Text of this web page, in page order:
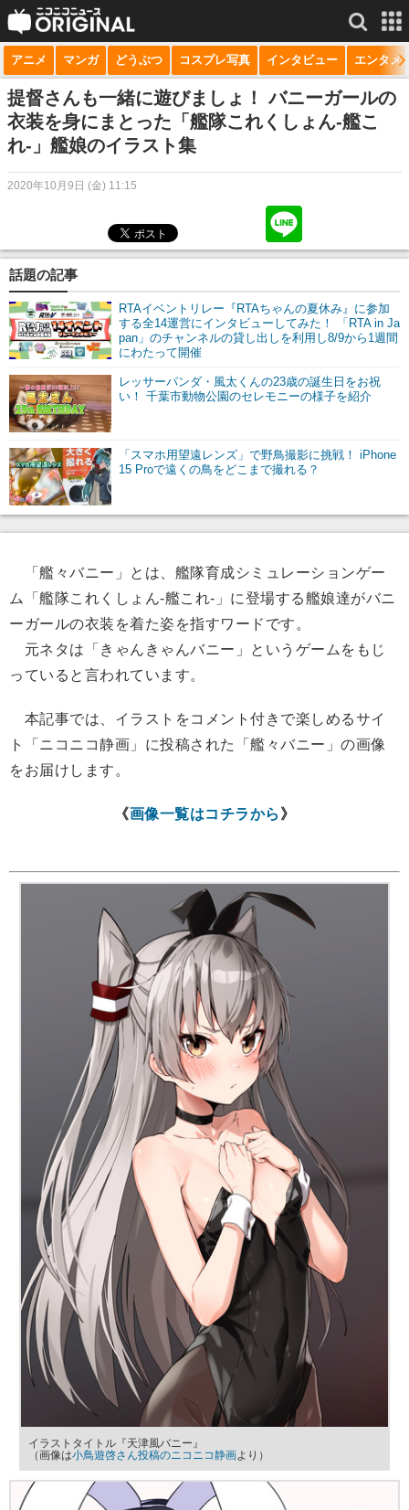
サービス一覧 もっと見る
niconico
動画
生放送
マンガ
ニコニコQ
アニメ マンガ どうぶつ コスプレ写真 インタビュー エンタメ
提督さんも一緒に遊びましょ！ バニーガールの
衣装を身にまとった「艦隊これくしょん-艦こ
れ-」艦娘のイラスト集
2020年10月9日 (金) 11:15
話題の記事
RTAイベントリレー『RTAちゃんの夏休み』に参加
する全14運営にインタビューしてみた！ 「RTA in Ja
pan」のチャンネルの貸し出しを利用し8/9から1週間
にわたって開催
レッサーパンダ・風太くんの23歳の誕生日をお祝
い！ 千葉市動物公園のセレモニーの様子を紹介
「スマホ用望遠レンズ」で野鳥撮影に挑戦！ iPhone
15 Proで遠くの鳥をどこまで撮れる？
「艦々バニー」とは、艦隊育成シミュレーションゲー
ム「艦隊これくしょん-艦これ-」に登場する艦娘達がバニ
ーガールの衣装を着た姿を指すワードです。
元ネタは「きゃんきゃんバニー」というゲームをもじ
っていると言われています。
本記事では、イラストをコメント付きで楽しめるサイ
ト「ニコニコ静画」に投稿された「艦々バニー」の画像
をお届けします。
《画像一覧はコチラから 》
イラストタイトル『天津風バニー』
（画像は小鳥遊啓さん投稿のニコニコ静画より）